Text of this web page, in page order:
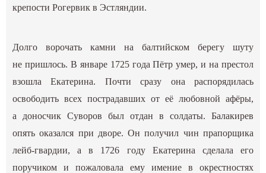
крепости Рогервик в Эстляндии.
Долго ворочать камни на балтийском берегу шуту
не пришлось. В январе 1725 года Пётр умер, и на престол
взошла Екатерина. Почти сразу она распорядилась
освободить всех пострадавших от её любовной афёры,
а доносчик Суворов был отдан в солдаты. Балакирев
опять оказался при дворе. Он получил чин прапорщика
лейб-гвардии, а в 1726 году Екатерина сделала его
поручиком и пожаловала ему имение в окрестностях